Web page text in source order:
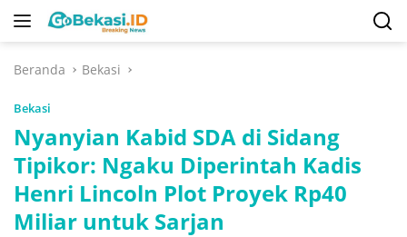
Langsung
Beranda
Bekasi
Bekasi
Nyanyian Kabid SDA di Sidang
Tipikor: Ngaku Diperintah Kadis
Henri Lincoln Plot Proyek Rp40
Miliar untuk Sarjan